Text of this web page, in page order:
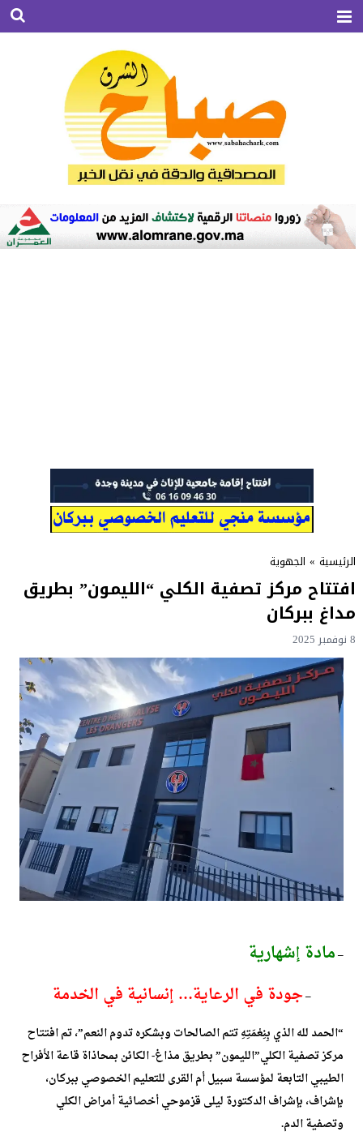
الرئيسية » الجهوية
افتتاح مركز تصفية الكلي “الليمون” بطريق
مداغ ببركان
8 نوفمبر 2025
–مادة إشهارية
–جودة في الرعاية… إنسانية في الخدمة
“الحمد لله الذي بِنِعْمَتِهِ تتم الصالحات وبشكره تدوم النعم”، تم افتتاح
مركز تصفية الكلي”الليمون” بطريق مذاغ- الكائن بمحاذاة قاعة الأفراح
الطيبي التابعة لمؤسسة سبيل أم القرى للتعليم الخصوصي ببركان،
بإشراف، بإشراف الدكتورة ليلى قزموحي أخصائية أمراض الكلي
وتصفية الدم.